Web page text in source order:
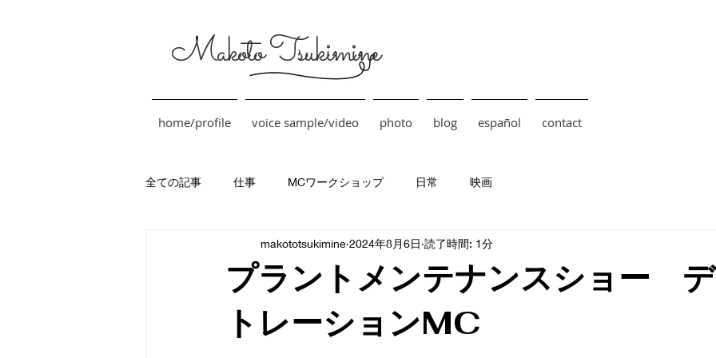
Makoto Tsukimine
home/profile voice sample/video photo blog español contact
全ての記事 仕事 MCワークショップ 日常 映画
プラントメンテナンスショー
トレーションMC
makototsukimine 2024年8月6日 読了時間: 1分